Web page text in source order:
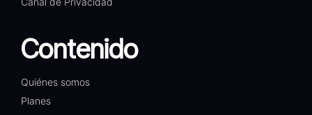
Contenido
Quiénes somos
Planes